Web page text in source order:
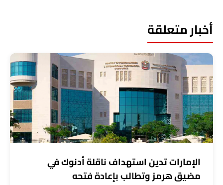
أخبار متعلقة
الإمارات تدين استهداف ناقلة أدنوك في
مضيق هرمز وتطالب بإعادة فتحه